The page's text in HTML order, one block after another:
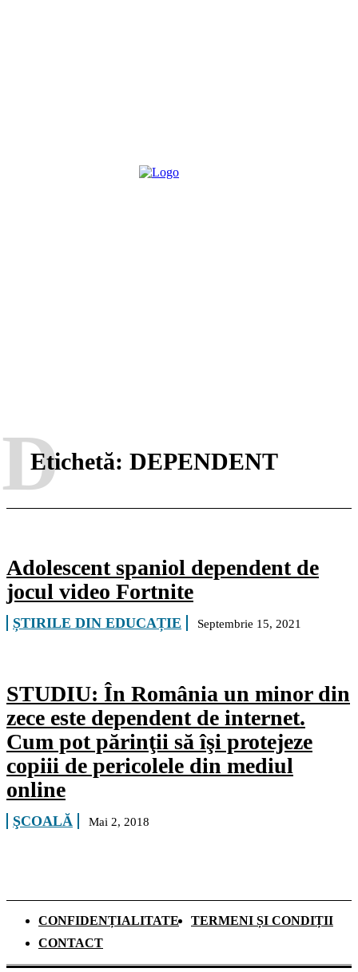
Etichetă: DEPENDENT
D
Adolescent spaniol dependent de
jocul video Fortnite
ȘTIRILE DIN EDUCAȚIE Septembrie 15, 2021
STUDIU: În România un minor din
zece este dependent de internet.
Cum pot părinţii să îşi protejeze
copiii de pericolele din mediul
online
ŞCOALĂ Mai 2, 2018
CONFIDENȚIALITATE
TERMENI ȘI CONDIȚII
CONTACT